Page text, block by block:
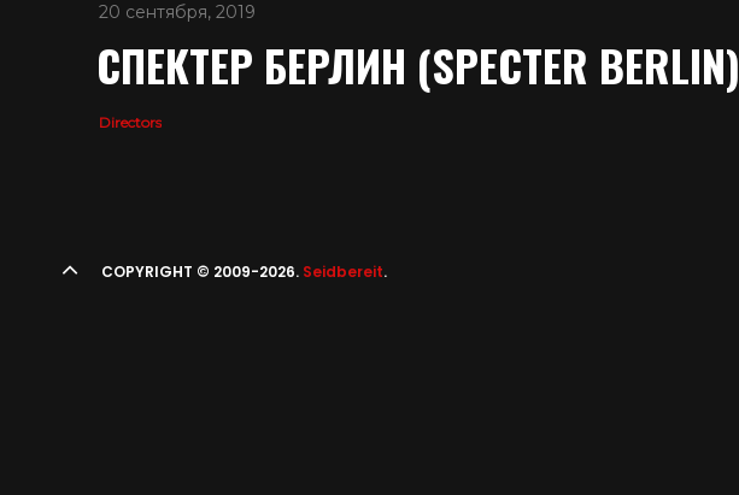
20 сентября, 2019
СПЕКТЕР БЕРЛИН (SPECTER BERLIN)
Directors
COPYRIGHT © 2009-2026. Seidbereit.